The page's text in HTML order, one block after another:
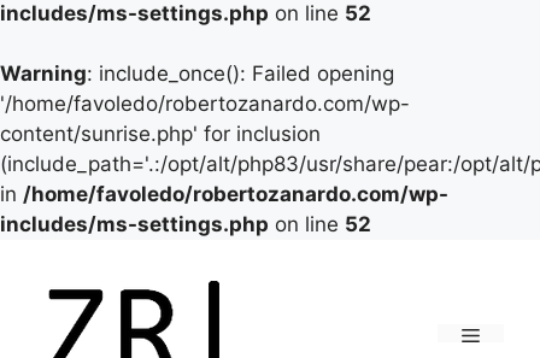
includes/ms-settings.php on line 52
Warning: include_once(): Failed opening
'/home/favoledo/robertozanardo.com/wp-
content/sunrise.php' for inclusion
(include_path='.:/opt/alt/php83/usr/share/pear:/opt/
in /home/favoledo/robertozanardo.com/wp-
includes/ms-settings.php on line 52
contenuto